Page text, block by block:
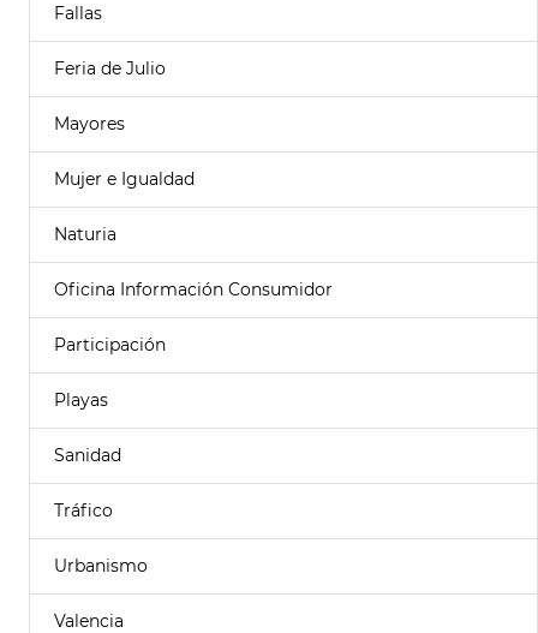
Fallas
Feria de Julio
Mayores
Mujer e Igualdad
Naturia
Oficina Información Consumidor
Participación
Playas
Sanidad
Tráfico
Urbanismo
Valencia